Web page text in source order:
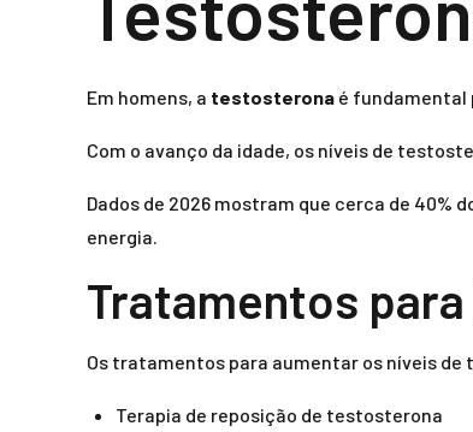
Em homens, a testosterona é fundamental
Com o avanço da idade, os níveis de
Dados de 2026 mostram que cerca de
energia.
Tratamentos
Os tratamentos para aumentar os níveis
Terapia de reposição de testosterona